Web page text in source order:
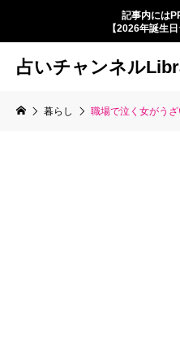
記事内には
【2026年誕生
占いチャンネル
暮らし 職場で泣く女がう